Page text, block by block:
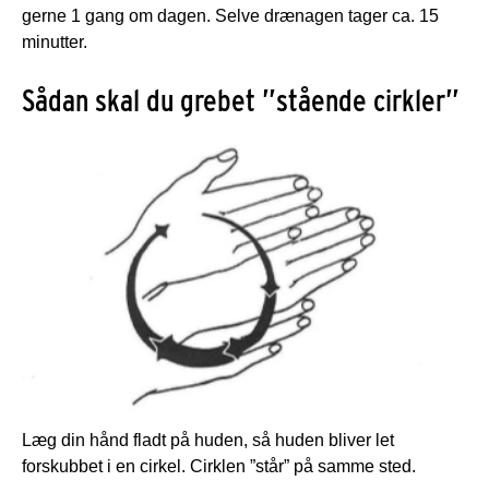
gerne 1 gang om dagen. Selve drænagen tager ca. 15
minutter.
Sådan skal du grebet ”stående cirkler”
Læg din hånd fladt på huden, så huden bliver let
forskubbet i en cirkel. Cirklen ”står” på samme sted.